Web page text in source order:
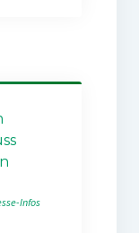
Infos